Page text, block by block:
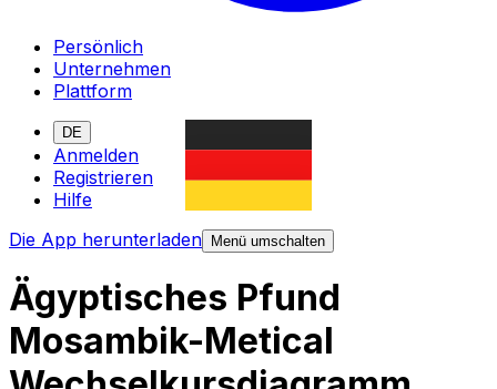
Persönlich
Unternehmen
Plattform
DE
Anmelden
Registrieren
Hilfe
Die App herunterladen
Menü umschalten
Ägyptisches Pfund
Mosambik-Metical